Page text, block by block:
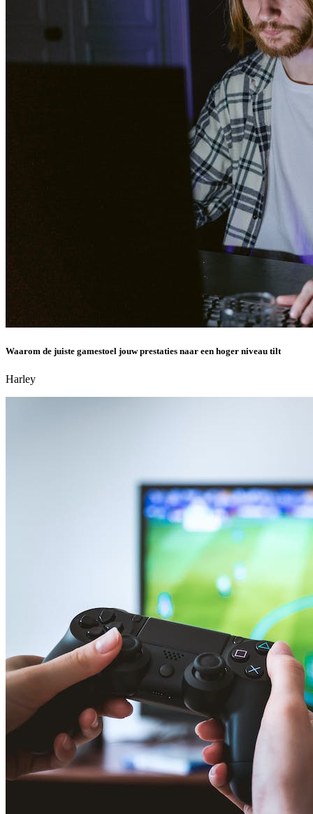
Waarom de juiste gamestoel jouw prestaties naar een hoger niveau tilt
Harley